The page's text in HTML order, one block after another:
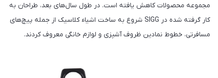
مجموعه محصولات کاهش یافته است. در طول سال‌های بعد، طراحان به
کار گرفته شده در SIGG شروع به ساخت اشیاء کلاسیک از جمله پیچ‌های
مسافرتی، خطوط نمادین ظروف آشپزی و لوازم خانگی معروف کردند.